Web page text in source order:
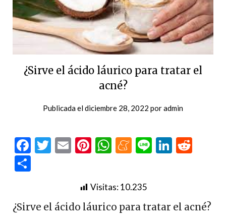
¿Sirve el ácido láurico para tratar el
acné?
Publicada eldiciembre 28, 2022 poradmin
Facebook
Twitter
EmailPinterest
WhatsApp
Meneame
Line
Visitas:10.235
¿Sirve el ácido láurico para tratar el acné?